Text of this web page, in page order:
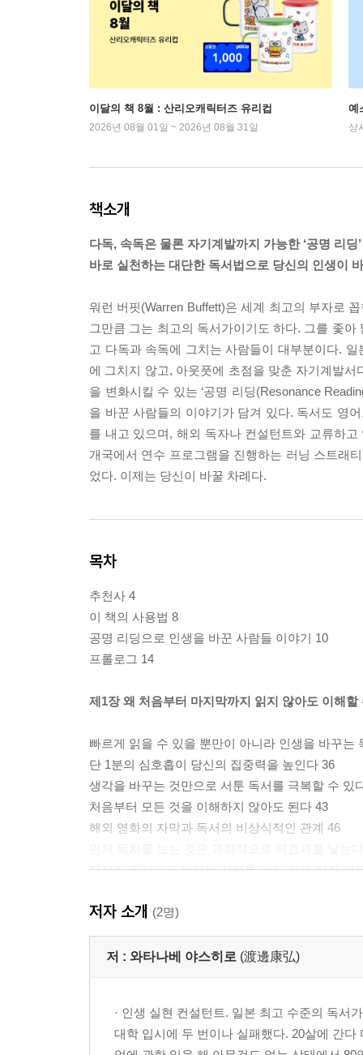
이달의 책 8월 : 산리오캐릭터즈 유리컵
2026년 08월 01일 ~ 2026년 08월 31일
예
상
책소개
다독, 속독은 물론 자기계발까지 가능한 ‘공명 리딩’
바로 실천하는 대단한 독서법으로 당신의 인생이
워런 버핏(Warren Buffett)은 세계 최고의 부자로
그만큼 그는 최고의 독서가이기도 하다. 그를 좇
고 다독과 속독에 그치는 사람들이 대부분이다.
에 그치지 않고, 아웃풋에 초점을 맞춘 자기계발
을 변화시킬 수 있는 ‘공명 리딩(Resonance
을 바꾼 사람들의 이야기가 담겨 있다. 독서도 영
를 내고 있으며, 해외 독자나 컨설턴트와 교류하
개국에서 연수 프로그램을 진행하는 러닝 스트래
었다. 이제는 당신이 바꿀 차례다.
목차
추천사 4
이 책의 사용법 8
공명 리딩으로 인생을 바꾼 사람들 이야기 10
프롤로그 14
제1장 왜 처음부터 마지막까지 읽지 않아도 이해할
빠르게 읽을 수 있을 뿐만이 아니라 인생을 바꾸는
단 1분의 심호흡이 당신의 집중력을 높인다 36
생각을 바꾸는 것만으로 서툰 독서를 극복할 수 있
처음부터 모든 것을 이해하지 않아도 된다 43
해외 영화의 자막과 독서의 비상식적인 관계 46
자신이 진정으로 원하는 정보를 얻기 위해 하지 말
몸은 손에 닿은 것의 본질을 순식간에 이해한다 57
책을 펄럭이는 것만으로도 뇌에 들어가는 이유 62
읽는 목적을 정하는 것만으로 속도와 기억력이 높
독서에 혁신을 불러일으킨다, 공명의 다섯 가지 스
저자 소개 (2명)
저 : 와타나베 야스히로 (渡邊康弘)
· 인생 실현 컨설턴트. 일본 최고 수준의 독서
대학 입시에 두 번이나 실패했다. 20살에 간